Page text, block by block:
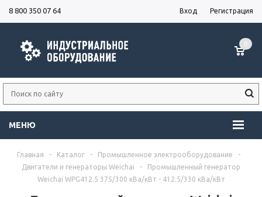
8 800 350 07 64 Вход Регистрация
МЕНЮ
0
Главная - Каталог - Промышленное электрооборудование
-
Двигатели и генераторы Weichai
-
Промышленный генератор
Weichai WPG412.5 375/300 кВа/кВт - 412.5/330 кВа/кВт